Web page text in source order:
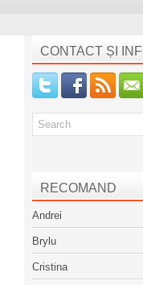
CONTACT ȘI
RECOMAND
Andrei
Brylu
Cristina